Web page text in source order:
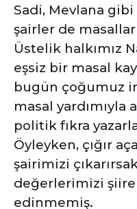
Sadi, Mevlana gibi
şairler de
Üstelik halkımız
eşsiz bir masal
bugün çoğumuz
masal yardımıyla
politik fıkra
Öyleyken, çığır
şairimizi
değerlerimizi şiire
edinmemiş.